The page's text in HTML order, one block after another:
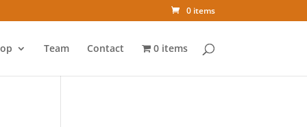
0 items
Team Contact 0 items